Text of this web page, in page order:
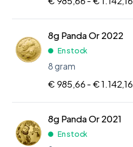
8g Panda Or 2022
En stock
8 gram
€ 985,66 - € 1.142,16
8g Panda Or 2021
En stock